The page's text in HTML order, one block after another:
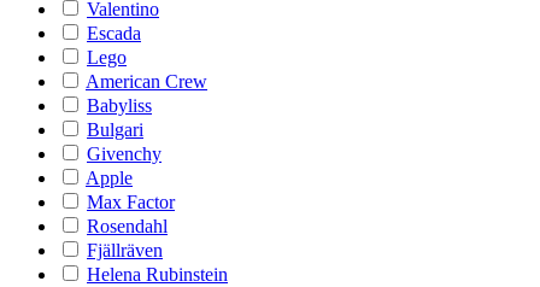
Valentino
Escada
Lego
American Crew
Babyliss
Bulgari
Givenchy
Apple
Max Factor
Rosendahl
Fjällräven
Helena Rubinstein